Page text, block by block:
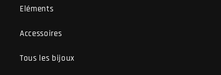
Eléments
Accessoires
Tous les bijoux